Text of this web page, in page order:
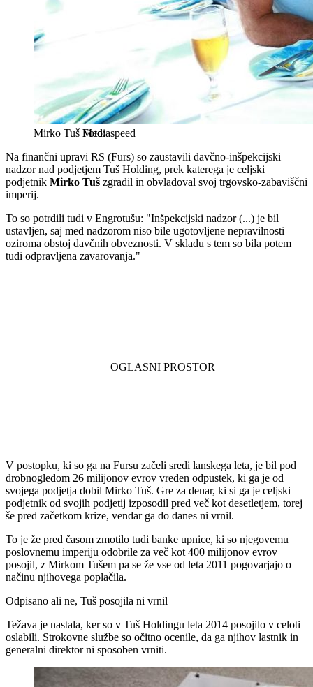
Mirko Tuš Mediaspeed
Na finančni upravi RS (Furs) so zaustavili davčno-inšpekcijski
nadzor nad podjetjem Tuš Holding, prek katerega je celjski
podjetnik Mirko Tuš zgradil in obvladoval svoj trgovsko-zabaviščni
imperij.
To so potrdili tudi v Engrotušu: "Inšpekcijski nadzor (...) je bil
ustavljen, saj med nadzorom niso bile ugotovljene nepravilnosti
oziroma obstoj davčnih obveznosti. V skladu s tem so bila potem
tudi odpravljena zavarovanja."
V postopku, ki so ga na Fursu začeli sredi lanskega leta, je bil pod
drobnogledom 26 milijonov evrov vreden odpustek, ki ga je od
svojega podjetja dobil Mirko Tuš. Gre za denar, ki si ga je celjski
podjetnik od svojih podjetij izposodil pred več kot desetletjem, torej
še pred začetkom krize, vendar ga do danes ni vrnil.
To je že pred časom zmotilo tudi banke upnice, ki so njegovemu
poslovnemu imperiju odobrile za več kot 400 milijonov evrov
posojil, z Mirkom Tušem pa se že vse od leta 2011 pogovarjajo o
načinu njihovega poplačila.
Odpisano ali ne, Tuš posojila ni vrnil
Težava je nastala, ker so v Tuš Holdingu leta 2014 posojilo v celoti
oslabili. Strokovne službe so očitno ocenile, da ga njihov lastnik in
generalni direktor ni sposoben vrniti.